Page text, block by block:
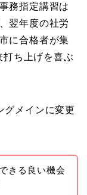
務指定講習は
翌年度の社労
に合格者が集
ち上げを喜ぶ
グメインに変更
きる良い機会